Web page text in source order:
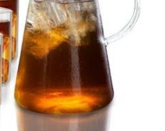
גיפט קארד
כלי בית
המותגים שלנו
מתנות לחנוכת בית
מתנות למטבח
מתכונים שלכם